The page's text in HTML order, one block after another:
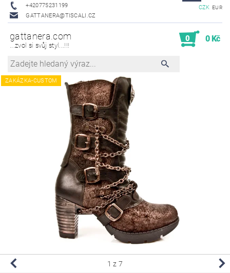
+420775231199
GATTANERA@TISCALI.CZ
CZK EUR
gattanera.com
...zvol si svůj styl...!!!
0 0 Kč
ZAKÁZKA-CUSTOM
1 z 7